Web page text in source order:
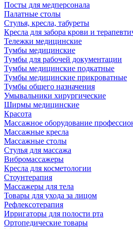
Посты для медперсонала
Палатные столы
Стулья, кресла, табуреты
Кресла для забора крови и
Тележки медицинские
Тумбы медицинские
Тумбы для рабочей документации
Тумбы медицинские подкатные
Тумбы медицинские прикроватные
Тумбы общего назначения
Умывальники хирургические
Ширмы медицинские
Красота
Массажное оборудование
Массажные кресла
Массажные столы
Стулья для массажа
Вибромассажеры
Кресла для косметологии
Стоунтерапия
Массажеры для тела
Товары для ухода за лицом
Рефлексотерапия
Ирригаторы для полости рта
Ортопедические товары